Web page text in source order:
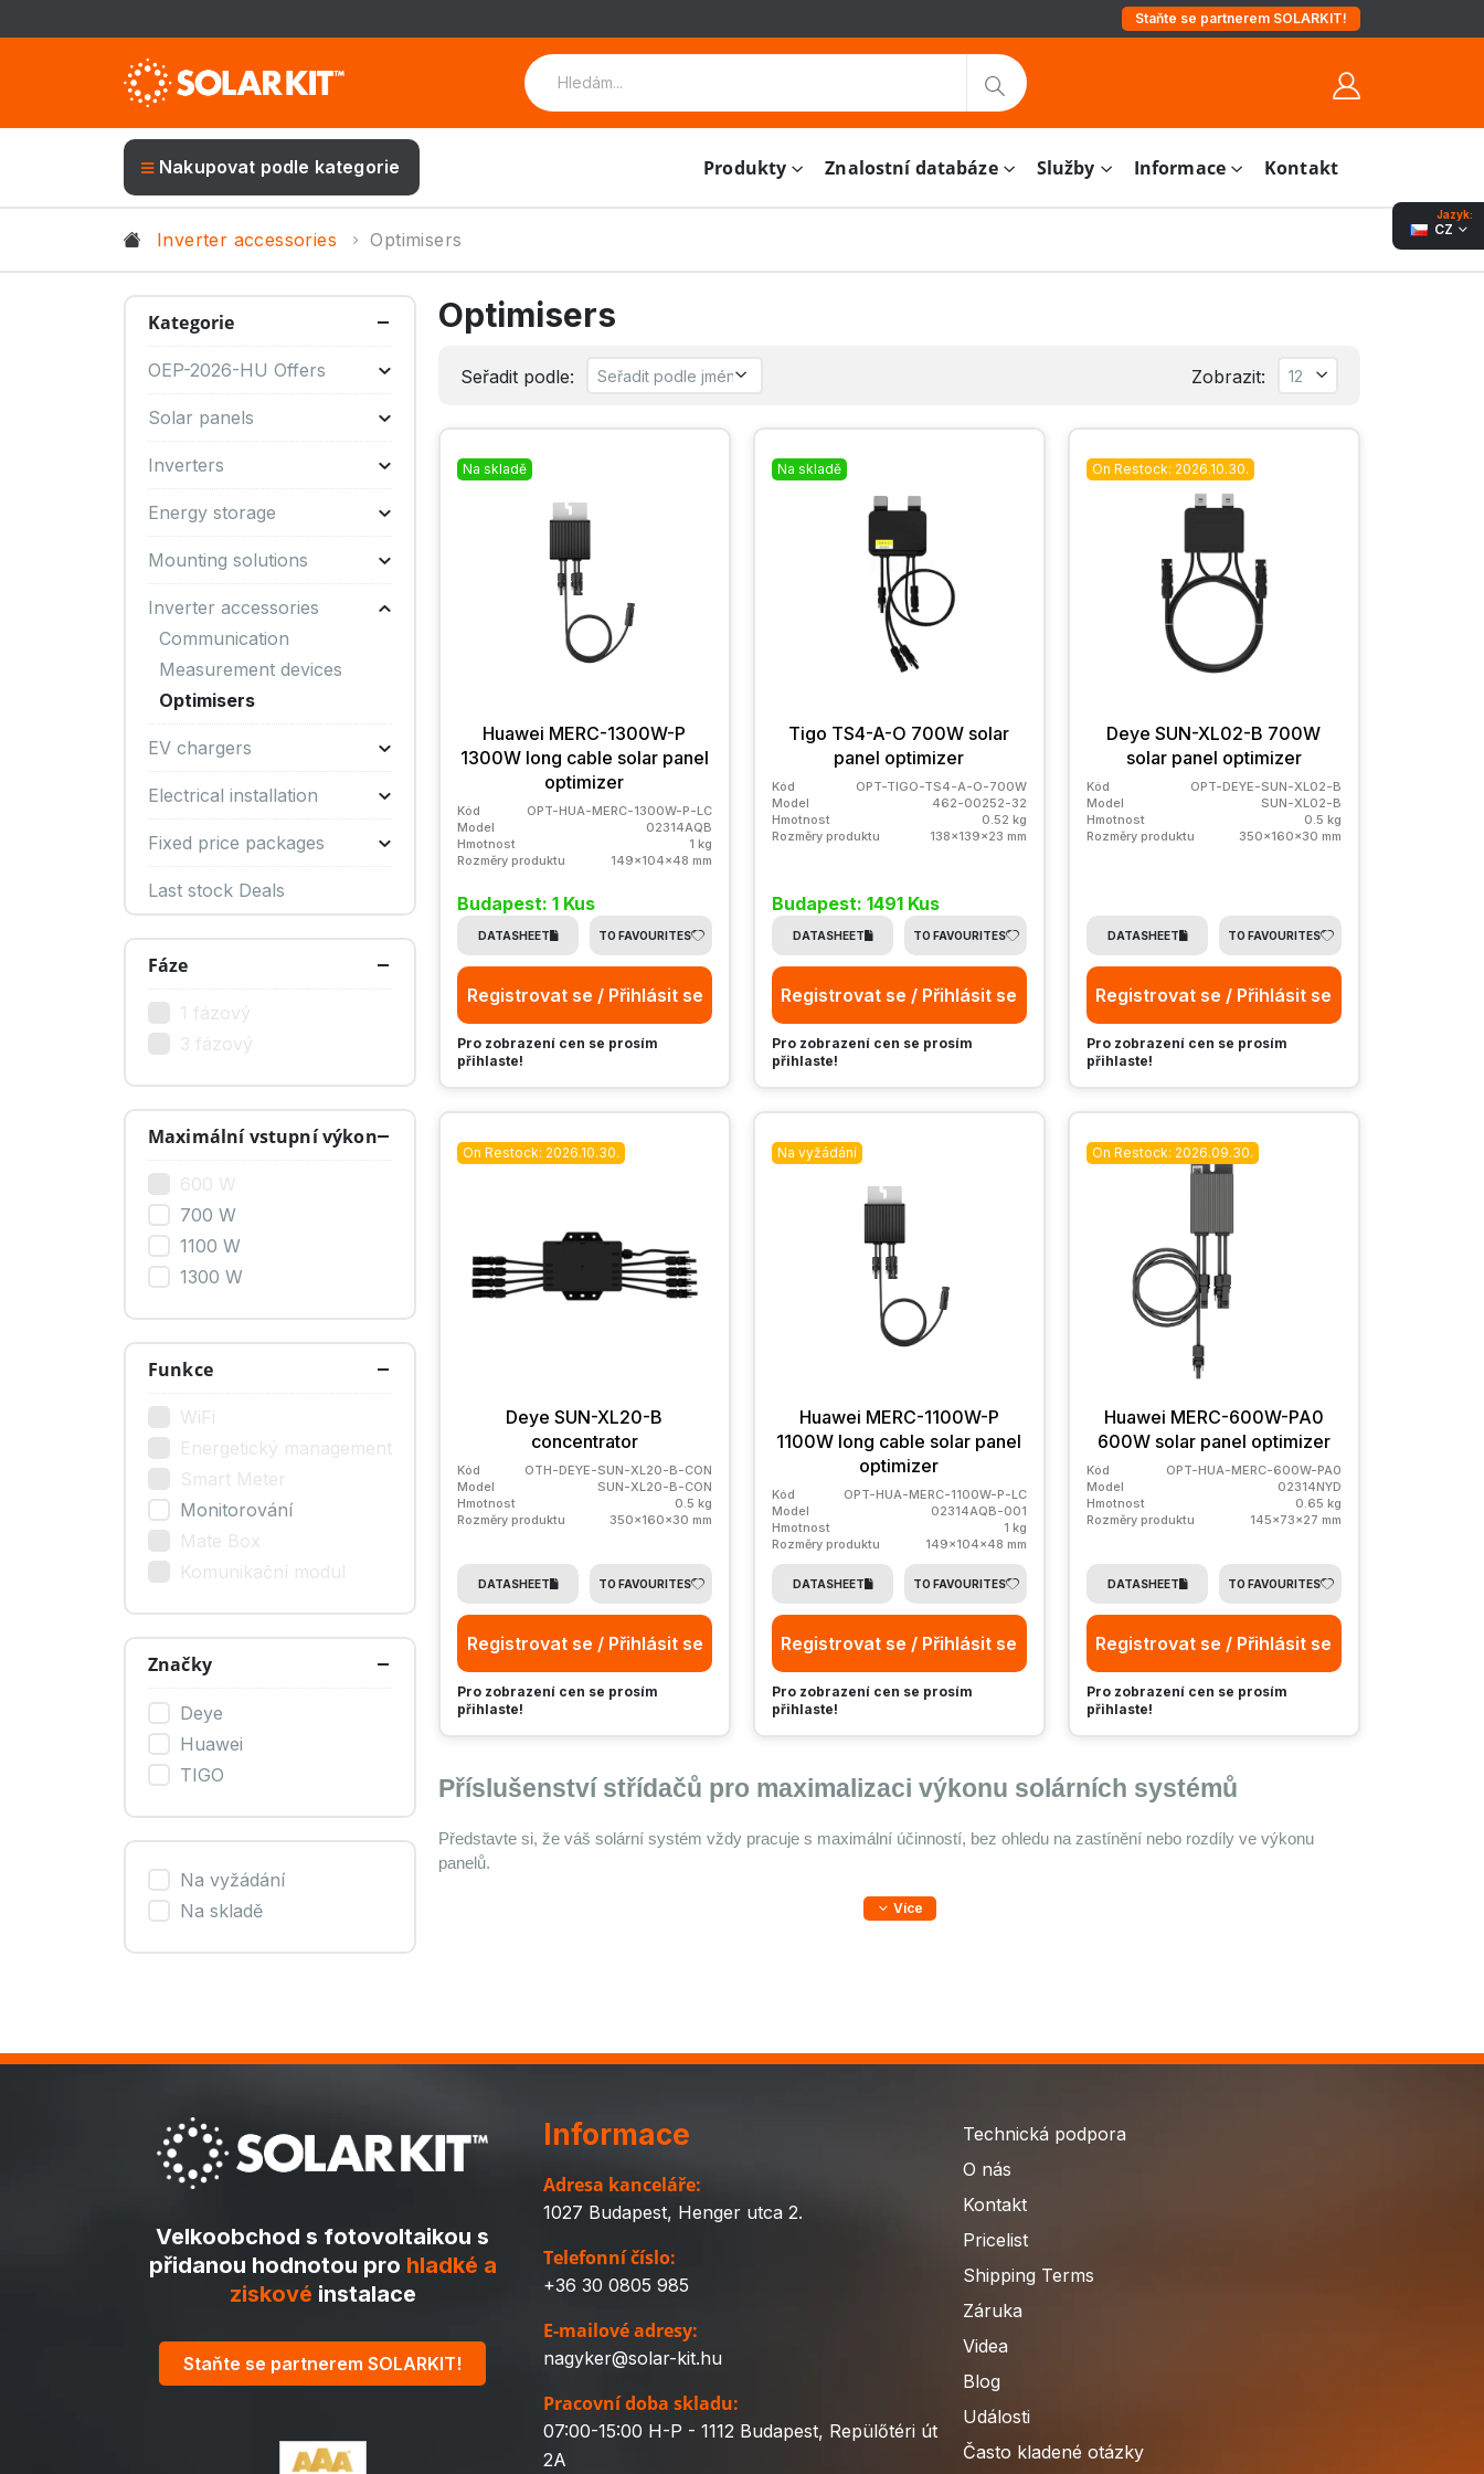
Staňte se partnerem SOLARKIT!
Jazyk:
CZ
Nakupovat podle kategorie Produkty Znalostní databáze Služby Informace Kontakt
Inverter accessories Optimisers
Optimisers
Seřadit podle: Zobrazit:
Na skladě
Huawei MERC-1300W-P
1300W long cable solar panel
optimizer
Kód
OPT-HUA-MERC-1300W-P-LC
Model
02314AQB
Hmotnost
1 kg
Rozměry produktu
149x104x48 mm
Budapest: 1 Kus
DATASHEET TO FAVOURITES
Registrovat se / Přihlásit se
Pro zobrazení cen se prosím
přihlaste!
Na skladě
Tigo TS4-A-O 700W solar
panel optimizer
Kód
OPT-TIGO-TS4-A-O-700W
Model
462-00252-32
Hmotnost
0.52 kg
Rozměry produktu
138x139x23 mm
Budapest: 1491 Kus
DATASHEET TO FAVOURITES
Registrovat se / Přihlásit se
Pro zobrazení cen se prosím
přihlaste!
On Restock: 2026.10.30.
Deye SUN-XL02-B 700W
solar panel optimizer
Kód
OPT-DEYE-SUN-XL02-B
Model
SUN-XL02-B
Hmotnost
0.5 kg
Rozměry produktu
350x160x30 mm
DATASHEET TO FAVOURITES
Registrovat se / Přihlásit se
Pro zobrazení cen se prosím
přihlaste!
On Restock: 2026.10.30.
Deye SUN-XL20-B
concentrator
Kód
OTH-DEYE-SUN-XL20-B-CON
Model
SUN-XL20-B-CON
Hmotnost
0.5 kg
Rozměry produktu
350x160x30 mm
DATASHEET TO FAVOURITES
Registrovat se / Přihlásit se
Pro zobrazení cen se prosím
přihlaste!
Na vyžádání
Huawei MERC-1100W-P
1100W long cable solar panel
optimizer
Kód
OPT-HUA-MERC-1100W-P-LC
Model
02314AQB-001
Hmotnost
1 kg
Rozměry produktu
149x104x48 mm
DATASHEET TO FAVOURITES
Registrovat se / Přihlásit se
Pro zobrazení cen se prosím
přihlaste!
On Restock: 2026.09.30.
Huawei MERC-600W-PA0
600W solar panel optimizer
Kód
OPT-HUA-MERC-600W-PA0
Model
02314NYD
Hmotnost
0.65 kg
Rozměry produktu
145x73x27 mm
DATASHEET TO FAVOURITES
Registrovat se / Přihlásit se
Pro zobrazení cen se prosím
přihlaste!
Příslušenství střídačů pro maximalizaci výkonu solárních systémů
Představte si, že váš solární systém vždy pracuje s maximální účinností, bez ohledu na zastínění nebo rozdíly ve výkonu
panelů.
Více
Kategorie
OEP-2026-HU Offers
Solar panels
Inverters
Energy storage
Mounting solutions
Inverter accessories
Communication
Measurement devices
Optimisers
EV chargers
Electrical installation
Fixed price packages
Last stock Deals
Fáze
1 fázový
3 fázový
Maximální vstupní výkon
600 W
700 W
1100 W
1300 W
Funkce
WiFi
Energetický management
Smart Meter
Monitorování
Mate Box
Komunikační modul
Značky
Deye
Huawei
TIGO
Na vyžádání
Na skladě
Velkoobchod s fotovoltaikou s
přidanou hodnotou pro hladké a
ziskové instalace
Staňte se partnerem SOLARKIT!
Informace
Adresa kanceláře:
1027 Budapest, Henger utca 2.
Telefonní číslo:
+36 30 0805 985
E-mailové adresy:
nagyker@solar-kit.hu
Pracovní doba skladu:
07:00-15:00 H-P - 1112 Budapest, Repülőtéri út
2A
Technická podpora
O nás
Kontakt
Pricelist
Shipping Terms
Záruka
Videa
Blog
Události
Často kladené otázky